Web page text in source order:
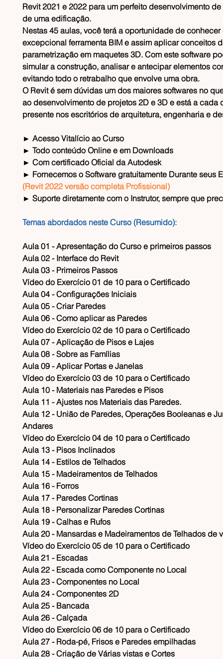
Revit 2021 e 2022 para um perfeito desenvolvimento
de uma edificação.
Nestas 45 aulas, você terá a oportunidade de conhecer
excepcional ferramenta BIM e assim aplicar conceitos
parametrização em maquetes 3D. Com este software
simular a construção, analisar e antecipar elementos
evitando todo o retrabalho que envolve uma obra.
O Revit é sem dúvidas um dos maiores softwares no
ao desenvolvimento de projetos 2D e 3D e está a cada
presente nos escritórios de arquitetura, engenharia e
► Acesso Vitalício ao Curso
► Todo conteúdo Online e em Downloads
► Com certificado Oficial da Autodesk
► Fornecemos o Software gratuitamente Durante seus
(Revit 2022 versão completa Profissional)
► Suporte diretamente com o Instrutor, sempre que
Temas abordados neste Curso (Resumido):
Aula 01 - Apresentação do Curso e primeiros passos
​Aula 02 - Interface do Revit
​Aula 03 - Primeiros Passos
​Vídeo do Exercício 01 de 10 para o Certificado
​Aula 04 - Configurações Iniciais
​Aula 05 - Criar Paredes
​Aula 06 - Como aplicar as Paredes
​Vídeo do Exercício 02 de 10 para o Certificado
​Aula 07 - Aplicação de Pisos e Lajes
​Aula 08 - Sobre as Famílias
​Aula 09 - Aplicar Portas e Janelas
​Vídeo do Exercício 03 de 10 para o Certificado
​Aula 10 - Materiais nas Paredes e Pisos
​Aula 11 - Ajustes nos Materiais das Paredes.
​Aula 12 - União de Paredes, Operações Booleanas e
Andares
​Vídeo do Exercício 04 de 10 para o Certificado
​Aula 13 - Pisos Inclinados
​Aula 14 - Estilos de Telhados
​Aula 15 - Madeiramentos de Telhados
​Aula 16 - Forros
​Aula 17 - Paredes Cortinas
​Aula 18 - Personalizar Paredes Cortinas
​Aula 19 - Calhas e Rufos
​Aula 20 - Mansardas e Madeiramentos de Telhados de
​Vídeo do Exercício 05 de 10 para o Certificado
​Aula 21 - Escadas
​Aula 22 - Escada como Componente no Local
​Aula 23 - Componentes no Local
​Aula 24 - Componentes 2D
​Aula 25 - Bancada
​Aula 26 - Calçada
​Vídeo do Exercício 06 de 10 para o Certificado
​Aula 27 - Roda-pé, Frisos e Paredes empilhadas
​Aula 28 - Criação de Várias vistas e Cortes